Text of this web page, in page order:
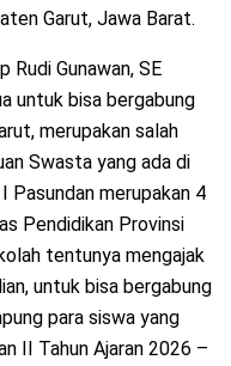
Garut, Jawa Barat.
Rudi Gunawan, SE
untuk bisa bergabung
merupakan salah
Swasta yang ada di
Pasundan merupakan 4
Pendidikan Provinsi
tentunya mengajak
untuk bisa bergabung
para siswa yang
II Tahun Ajaran 2026 –